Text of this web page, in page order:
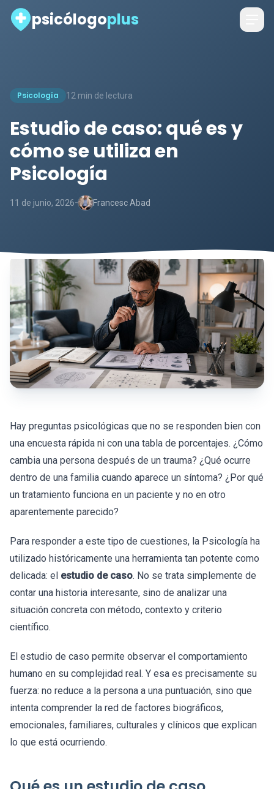
psicólogoplus
Psicología 12 min de lectura
Estudio de caso: qué es y
cómo se utiliza en
Psicología
11 de junio, 2026- Francesc Abad
Hay preguntas psicológicas que no se responden bien con
una encuesta rápida ni con una tabla de porcentajes. ¿Cómo
cambia una persona después de un trauma? ¿Qué ocurre
dentro de una familia cuando aparece un síntoma? ¿Por qué
un tratamiento funciona en un paciente y no en otro
aparentemente parecido?
Para responder a este tipo de cuestiones, la Psicología ha
utilizado históricamente una herramienta tan potente como
delicada: el estudio de caso. No se trata simplemente de
contar una historia interesante, sino de analizar una
situación concreta con método, contexto y criterio
científico.
El estudio de caso permite observar el comportamiento
humano en su complejidad real. Y esa es precisamente su
fuerza: no reduce a la persona a una puntuación, sino que
intenta comprender la red de factores biográficos,
emocionales, familiares, culturales y clínicos que explican
lo que está ocurriendo.